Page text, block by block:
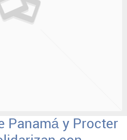
Panamá y Procter